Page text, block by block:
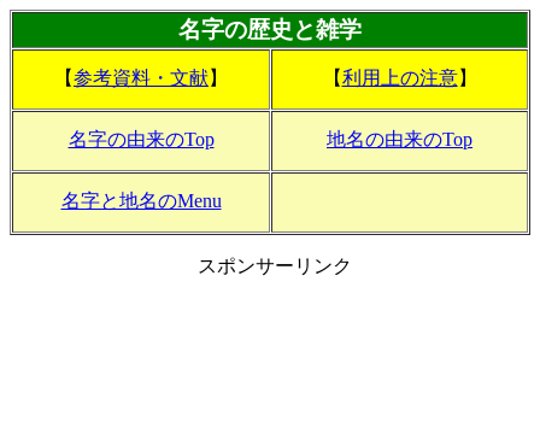
名字の歴史と雑学
【参考資料・文献】 【利用上の注意】
名字の由来のTop 地名の由来のTop
名字と地名のMenu
スポンサーリンク